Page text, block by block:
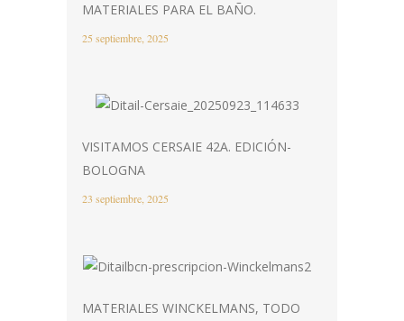
MATERIALES PARA EL BAÑO.
25 septiembre, 2025
VISITAMOS CERSAIE 42A. EDICIÓN-
BOLOGNA
23 septiembre, 2025
MATERIALES WINCKELMANS, TODO